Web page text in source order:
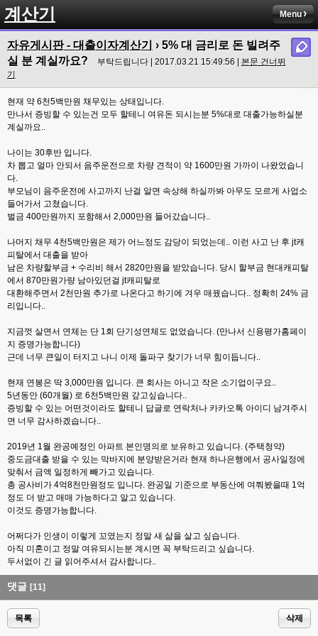
계산기 Menu
자유게시판 - 대출이자계산기 › 5% 대 금리로 돈 빌려주
실 분 계실까요?
부탁드립니다 | 2017.03.21 15:49:56 | 본문 건너뛰
기
현재 약 6천5백만원 채무있는 상태입니다.
만나서 증빙할 수 있는건 모두 할테니 여유돈 되시는분 5%대로 대출가능하실분
계실까요..
나이는 30후반 입니다.
차 뽑고 얼마 안되서 음주운전으로 차량 견적이 약 1600만원 가까이 나왔었습니
다.
부모님이 음주운전에 사고까지 난걸 알면 속상해 하실까봐 아무도 모르게 사업소
들어가서 고쳤습니다.
벌금 400만원까지 포함해서 2,000만원 들어갔습니다..
나머지 채무 4천5백만원은 제가 어느정도 감당이 되었는데.. 이런 사고 난 후 jt캐
피탈에서 대출을 받아
남은 차량할부금 + 수리비 해서 2820만원을 받았습니다. 당시 할부금 현대캐피탈
에서 870만원가량 남아있던걸 jt캐피탈로
대환해주면서 2천만원 추가로 나온다고 하기에 겨우 매꿨습니다.. 정확히 24% 금
리입니다..
지금껏 살면서 연체는 단 1회 단기성연체도 없었습니다. (만나서 신용평가홈페이
지 증명가능합니다)
근데 너무 큰일이 터지고 나니 이제 돌파구 찾기가 너무 힘이듭니다..
현재 연봉은 딱 3,000만원 입니다. 큰 회사는 아니고 작은 소기업이구요..
5년동안 (60개월) 로 6천5백만원 갚고싶습니다..
증빙할 수 있는 어떤것이라도 할테니 답글로 연락처나 카카오톡 아이디 남겨주시
면 너무 감사하겠습니다..
2019년 1월 완공예정인 아파트 본인명의로 보유하고 있습니다. (주택청약)
중도금대출 받을 수 있는 막바지에 분양받은거라 현재 하나은행에서 공사일정에
맞춰서 금액 일정하게 빼가고 있습니다.
총 공사비가 4억8천만원정도 입니다. 완공일 기준으로 부동산에 여쭤봤을때 1억
정도 더 받고 매매 가능하다고 알고 있습니다.
이것도 증명가능합니다.
어쩌다가 인생이 이렇게 꼬였는지 정말 새 삶을 살고 싶습니다.
아직 미혼이고 정말 여유되시는분 계시면 꼭 부탁드리고 싶습니다.
두서없이 긴 글 읽어주셔서 감사합니다..
댓글 [11]
목록 삭제